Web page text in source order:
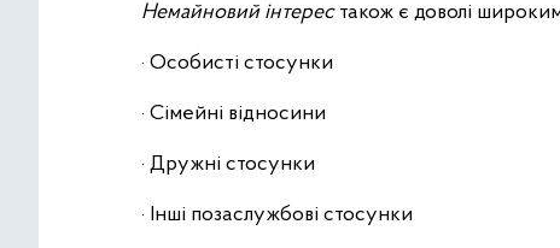
Немайновий інтерестакож є доволі широким
· Особисті стосунки
· Сімейні відносини
· Дружні стосунки
· Інші позаслужбові стосунки